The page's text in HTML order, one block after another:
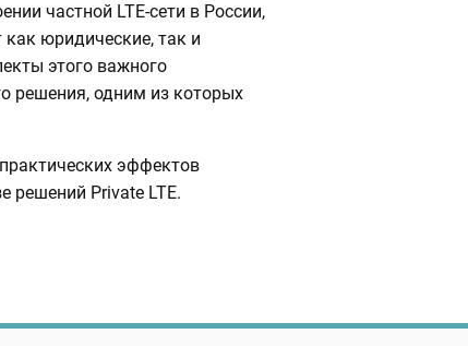
частной LTE-сети в России,
как юридические, так и
этого важного
решения, одним из которых
эффектов
решений Private LTE.